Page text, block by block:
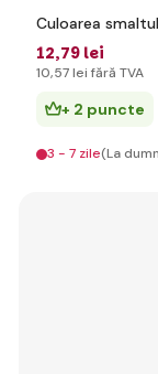
Culoarea
12,79 lei
10,57 lei fără TVA
+ 2 puncte
3 - 7 zile(La